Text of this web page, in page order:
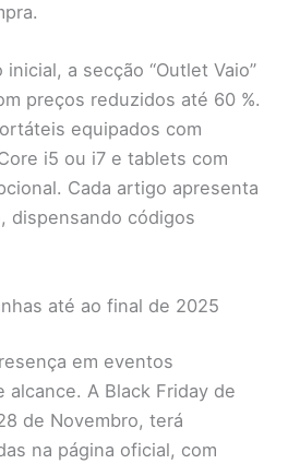
a secção “Outlet Vaio”
preços reduzidos até 60 %.
equipados com
i5 ou i7 e tablets com
Cada artigo apresenta
dispensando códigos
até ao final de 2025
em eventos
alcance. A Black Friday de
de Novembro, terá
na página oficial, com